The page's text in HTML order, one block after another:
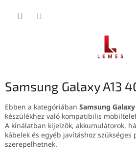
Samsung Galaxy A13
Ebben a kategóriában Samsung
készülékhez való kompatibilis
A kínálatban kijelzők, akkumulátorok,
kábelek és egyéb javításhoz szükséges
szerepelhetnek.